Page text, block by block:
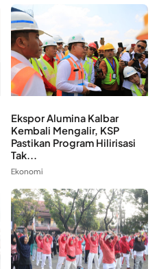
Ekspor Alumina Kalbar
Kembali Mengalir, KSP
Pastikan Program Hilirisasi
Tak...
Ekonomi